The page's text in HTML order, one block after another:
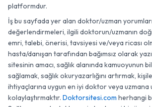
platformdur.
İş bu sayfada yer alan doktor/uzman
değerlendirmeleri, ilgili doktorun/uzmanın
emri, talebi, önerisi, tavsiyesi ve/veya ricası
hasta/danışan tarafından bağımsız olarak
sitesinin amacı, sağlık alanında kamuoyunun
sağlamak, sağlık okuryazarlığını artırmak,
ihtiyaçlarına uygun en iyi doktor veya uzmana
kolaylaştırmaktır. Doktorsitesi.com herhangi